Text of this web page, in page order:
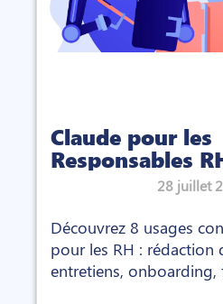
Claude pour les
Responsables
concrets (avec
28 juillet
Découvrez 8 usages
pour les RH : rédaction
entretiens, onboarding,
interne et prompts